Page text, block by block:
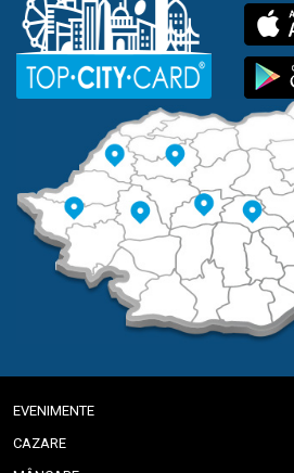
EVENIMENTE
CAZARE